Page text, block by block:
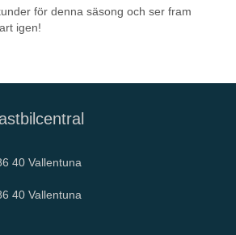
för denna säsong och ser fram
igen!
40 Vallentuna
40 Vallentuna